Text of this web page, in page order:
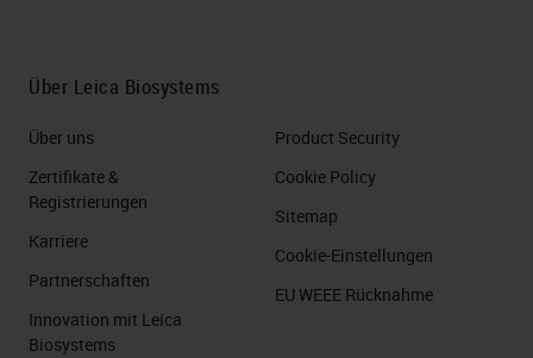
Über Leica Biosystems
Über uns
Zertifikate &
Registrierungen
Karriere
Partnerschaften
Innovation mit Leica
Biosystems
Product Security
Cookie Policy
Sitemap
Cookie-Einstellungen
EU WEEE Rücknahme